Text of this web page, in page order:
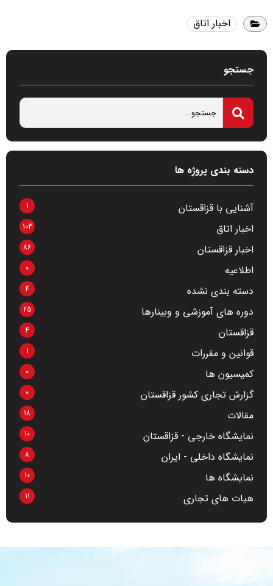
اخبار اتاق
جستجو
دسته بندی پروژه ها
آشنایی با قزاقستان 1
اخبار اتاق 103
اخبار قزاقستان 86
اطلاعیه 0
دسته بندی نشده 4
دوره های آموزشی و وبینارها 25
قزاقستان 4
قوانین و مقررات 1
کمیسیون ها 0
گزارش تجاری کشور قزاقستان 0
مقالات 18
نمایشگاه خارجی - قزاقستان 10
نمایشگاه داخلی - ایران 8
نمایشگاه ها 10
هیات های تجاری 11